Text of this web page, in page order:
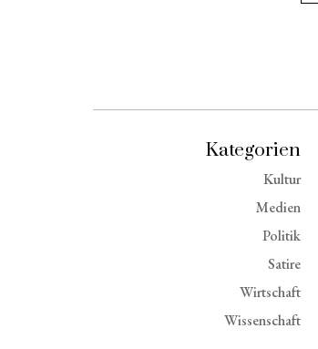
Kategorien
Kultur
Medien
Politik
Satire
Wirtschaft
Wissenschaft